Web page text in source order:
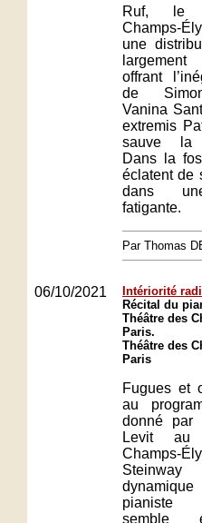
Ruf, le
Champs-
une
offrant
de
Vanina
extremis
sauve la
Dans la
éclatent de
dans
fatigante.
Par Thomas
06/10/2021
Intériorité
Récital du
Théâtre des
Paris.
Théâtre des
Paris
Fugues et
au
donné par
Levit au
Champs-
pianiste
semble